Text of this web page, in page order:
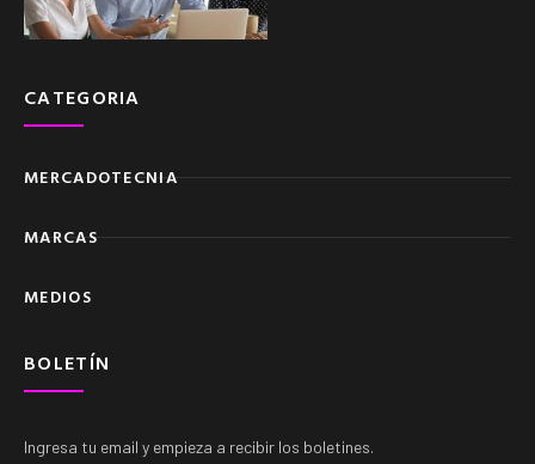
CATEGORIA
MERCADOTECNIA
MARCAS
MEDIOS
BOLETÍN
Ingresa tu email y empieza a recibir los boletines.